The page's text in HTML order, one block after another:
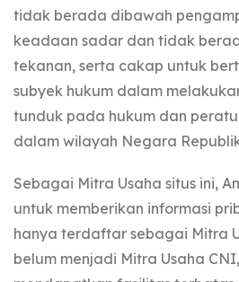
tidak berada dibawah
keadaan sadar dan tidak
tekanan, serta cakap untuk
subyek hukum dalam
tunduk pada hukum dan
dalam wilayah Negara
Sebagai Mitra Usaha situs ini,
untuk memberikan informasi
hanya terdaftar sebagai Mitra
belum menjadi Mitra Usaha